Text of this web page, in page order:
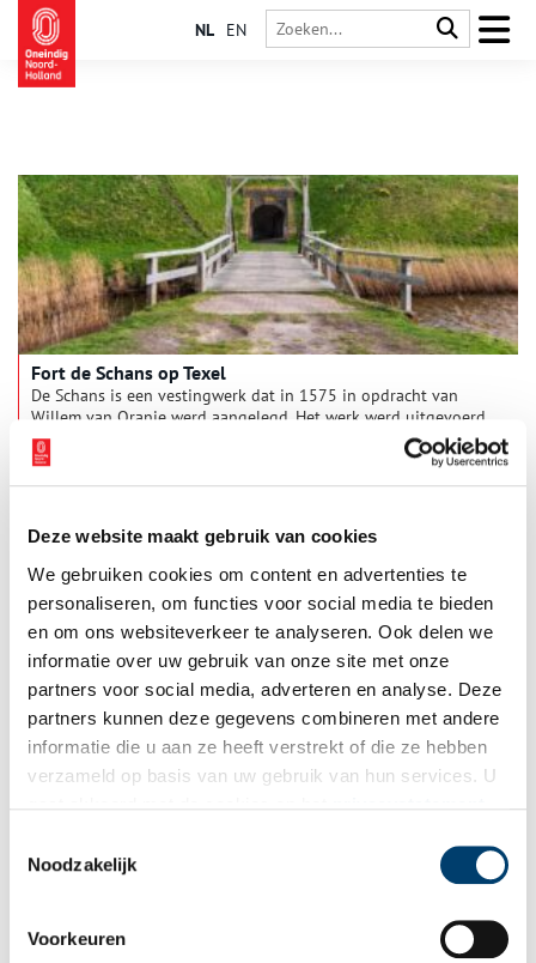
Deze website maakt gebruik van cookies
We gebruiken cookies om content en advertenties te
personaliseren, om functies voor social media te bieden
en om ons websiteverkeer te analyseren. Ook delen we
informatie over uw gebruik van onze site met onze
partners voor social media, adverteren en analyse. Deze
partners kunnen deze gegevens combineren met andere
informatie die u aan ze heeft verstrekt of die ze hebben
verzameld op basis van uw gebruik van hun services. U
Noodzakelijk
Voorkeuren
NL EN
Fort de Schans op Texel
De Schans is een vestingwerk dat in 1575 in opdracht van
Willem van Oranje werd aangelegd. Het werk werd uitgevoerd
onder leiding van zijn luitenant Diederik Sonoy. Met het
geschut dat hier stond opgesteld, kon de Rede van Texel
worden beschermd. Tijdens de zeventiende eeuw was Texel
Rede lagen vaak honderden koopvaardijschepen van de VOC
voor anker tot de wind gunstig was om uit te varen.
Vestingbouwkundige utopieën op Texel
In oktober 1811 bracht keizer Napoleon een bezoek aan zijn
nieuwe, Hollandse grondgebied. Een jaar daarvoor had hij zijn
Napoleon om Holland te bezoeken was het versterken van de
kustlijn om zo sterker te staan tegenover zijn aartsvijand
uitgevoerd, dan zou Texel er heel anders hebben uitgezien.